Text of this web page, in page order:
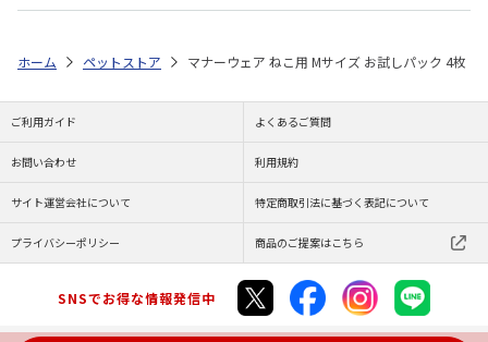
ホーム ペットストア マナーウェア ねこ用 Mサイズ お試しパック 4枚
ご利用ガイド よくあるご質問
お問い合わせ 利用規約
サイト運営会社について 特定商取引法に基づく表記について
プライバシーポリシー 商品のご提案はこちら
SNSでお得な情報発信中